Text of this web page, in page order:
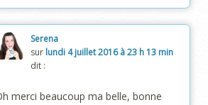
Serena
sur lundi 4 juillet 2016 à 23 h 13 min
dit :
merci beaucoup ma belle, bonne